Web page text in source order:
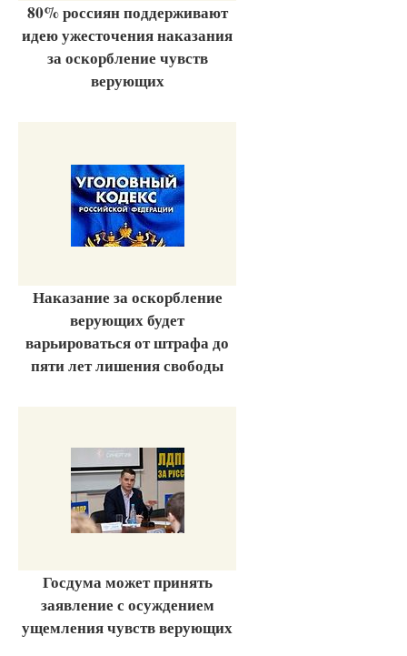
80% россиян поддерживают
идею ужесточения наказания
за оскорбление чувств
верующих
Наказание за оскорбление
верующих будет
варьироваться от штрафа до
пяти лет лишения свободы
Госдума может принять
заявление с осуждением
ущемления чувств верующих